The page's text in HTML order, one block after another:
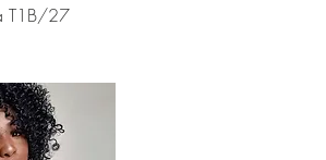
rápida
T1B/27